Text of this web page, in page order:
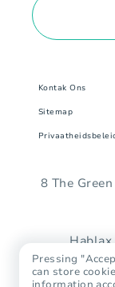
Kontak Ons
Sitemap
8 The
Pressing
can store